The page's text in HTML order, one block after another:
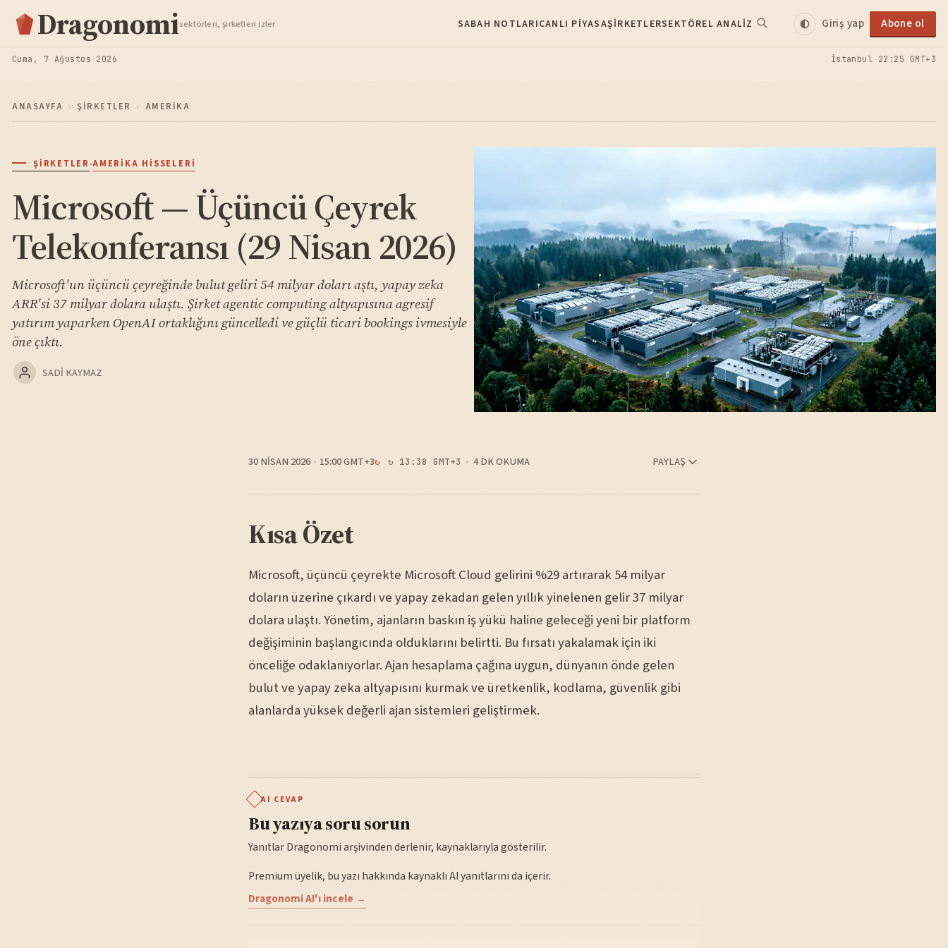
Dragonomisektörleri, şirketleri izler SABAH NOTLARICANLI PIYASAŞIRKETLERSEKTÖREL ANALIZ Giriş yap Abone ol
Cuma, 7 Ağustos 2026 İstanbul 22:25 GMT+3
ANASAYFA › ŞIRKETLER › AMERIKA
ŞIRKETLER·AMERIKA HISSELERI
Microsoft — Üçüncü Çeyrek
Telekonferansı (29 Nisan 2026)
Microsoft'un üçüncü çeyreğinde bulut geliri 54 milyar doları aştı, yapay zeka
ARR'si 37 milyar dolara ulaştı. Şirket agentic computing altyapısına agresif
yatırım yaparken OpenAI ortaklığını güncelledi ve güçlü ticari bookings ivmesiyle
öne çıktı.
SADI KAYMAZ
30 NISAN 2026 15:00 GMT+3 ↻ 13:38 GMT+3 4 DK OKUMA PAYLAŞ
Kısa Özet
Microsoft, üçüncü çeyrekte Microsoft Cloud gelirini %29 artırarak 54 milyar
doların üzerine çıkardı ve yapay zekadan gelen yıllık yinelenen gelir 37 milyar
dolara ulaştı. Yönetim, ajanların baskın iş yükü haline geleceği yeni bir platform
değişiminin başlangıcında olduklarını belirtti. Bu fırsatı yakalamak için iki
önceliğe odaklanıyorlar. Ajan hesaplama çağına uygun, dünyanın önde gelen
bulut ve yapay zeka altyapısını kurmak ve üretkenlik, kodlama, güvenlik gibi
alanlarda yüksek değerli ajan sistemleri geliştirmek.
AI CEVAP
Bu yazıya soru sorun
Yanıtlar Dragonomi arşivinden derlenir, kaynaklarıyla gösterilir.
Premium üyelik, bu yazı hakkında kaynaklı AI yanıtlarını da içerir.
Dragonomi AI'ı incele →